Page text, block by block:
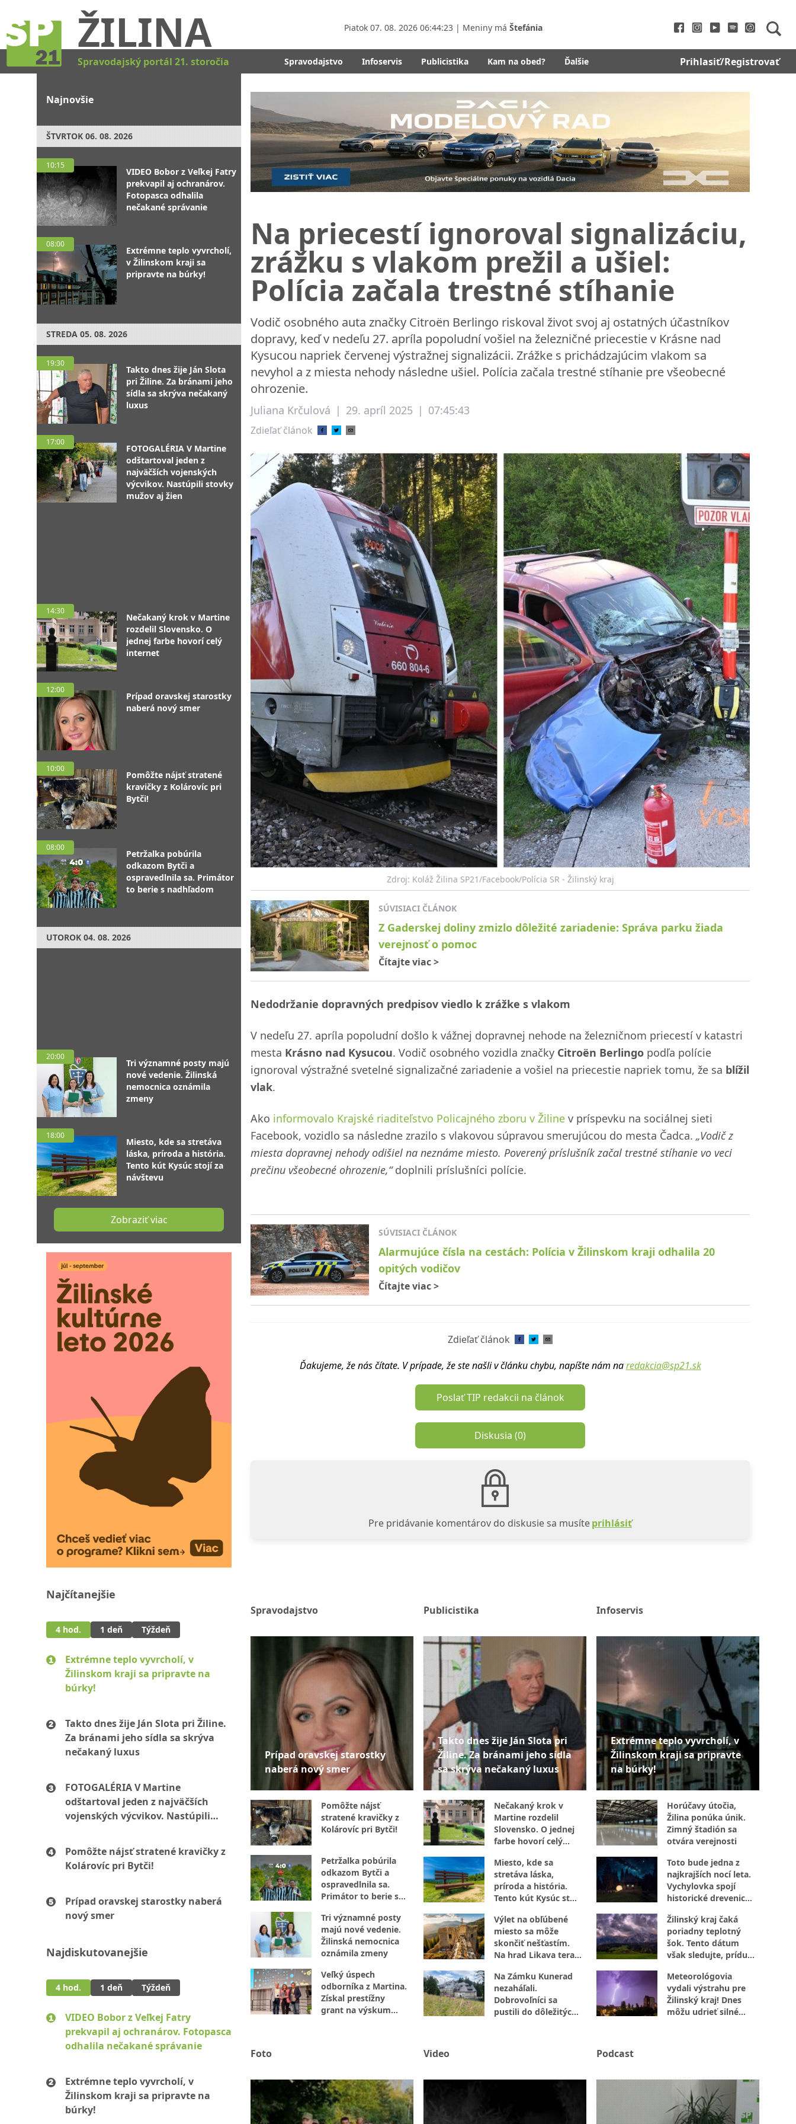
ŽILINA Piatok 07. 08. 2026 06:44:24 | Meniny má Štefánia
Spravodajský portál 21. storočia Spravodajstvo Infoservis Publicistika Kam na obed? Ďalšie Prihlasiť/Registrovať
Najnovšie
ŠTVRTOK 06. 08. 2026
10:15
VIDEO Bobor z Veľkej Fatry
prekvapil aj ochranárov.
Fotopasca odhalila
nečakané správanie
08:00
Extrémne teplo vyvrcholí,
v Žilinskom kraji sa
pripravte na búrky!
STREDA 05. 08. 2026
19:30
Takto dnes žije Ján Slota
pri Žiline. Za bránami jeho
sídla sa skrýva nečakaný
luxus
17:00
FOTOGALÉRIA V Martine
odštartoval jeden z
najväčších vojenských
výcvikov. Nastúpili stovky
mužov aj žien
14:30
Nečakaný krok v Martine
rozdelil Slovensko. O
jednej farbe hovorí celý
internet
12:00
Prípad oravskej starostky
naberá nový smer
10:00
Pomôžte nájsť stratené
kravičky z Kolárovíc pri
Bytči!
08:00
Petržalka pobúrila
odkazom Bytči a
ospravedlnila sa. Primátor
to berie s nadhľadom
UTOROK 04. 08. 2026
20:00
Tri významné posty majú
nové vedenie. Žilinská
nemocnica oznámila
zmeny
18:00
Miesto, kde sa stretáva
láska, príroda a história.
Tento kút Kysúc stojí za
návštevu
Zobraziť viac
Najčítanejšie
4 hod. 1 deň Týždeň
Extrémne teplo vyvrcholí, v
Žilinskom kraji sa pripravte na
búrky!
Takto dnes žije Ján Slota pri Žiline.
Za bránami jeho sídla sa skrýva
nečakaný luxus
FOTOGALÉRIA V Martine
odštartoval jeden z najväčších
vojenských výcvikov. Nastúpili
Pomôžte nájsť stratené kravičky z
Kolárovíc pri Bytči!
Prípad oravskej starostky naberá
nový smer
Najdiskutovanejšie
4 hod. 1 deň Týždeň
VIDEO Bobor z Veľkej Fatry
prekvapil aj ochranárov. Fotopasca
odhalila nečakané správanie
Extrémne teplo vyvrcholí, v
Žilinskom kraji sa pripravte na
búrky!
Na priecestí ignoroval signalizáciu,
zrážku s vlakom prežil a ušiel:
Polícia začala trestné stíhanie
Vodič osobného auta značky Citroën Berlingo riskoval život svoj aj ostatných účastníkov
dopravy, keď v nedeľu 27. apríla popoludní vošiel na železničné priecestie v Krásne nad
Kysucou napriek červenej výstražnej signalizácii. Zrážke s prichádzajúcim vlakom sa
nevyhol a z miesta nehody následne ušiel. Polícia začala trestné stíhanie pre všeobecné
ohrozenie.
Juliana Krčulová | 29. apríl 2025 | 07:45:43
Zdieľať článok
Zdroj: Koláž Žilina SP21/Facebook/Polícia SR - Žilinský kraj
SÚVISIACI ČLÁNOK
Z Gaderskej doliny zmizlo dôležité zariadenie: Správa parku žiada
verejnosť o pomoc
Čítajte viac>
Nedodržanie dopravných predpisov viedlo k zrážke s vlakom
V nedeľu 27. apríla popoludní došlo k vážnej dopravnej nehode na železničnom priecestí v katastri
mesta Krásno nad Kysucou. Vodič osobného vozidla značky Citroën Berlingo podľa polície
ignoroval výstražné svetelné signalizačné zariadenie a vošiel na priecestie napriek tomu, že sa blížil
vlak.
Ako informovalo Krajské riaditeľstvo Policajného zboru v Žiline v príspevku na sociálnej sieti
Facebook, vozidlo sa následne zrazilo s vlakovou súpravou smerujúcou do mesta Čadca. „Vodič z
miesta dopravnej nehody odišiel na neznáme miesto. Poverený príslušník začal trestné stíhanie vo veci
prečinu všeobecné ohrozenie,“doplnili príslušníci polície.
SÚVISIACI ČLÁNOK
Alarmujúce čísla na cestách: Polícia v Žilinskom kraji odhalila 20
opitých vodičov
Čítajte viac>
Zdieľať článok
Ďakujeme, že nás čítate. V prípade, že ste našli v článku chybu, napíšte nám na redakcia@sp21.sk
Poslať TIP redakcii na článok
Diskusia (0)
Pre pridávanie komentárov do diskusie sa musíteprihlásiť
Spravodajstvo
Prípad oravskej starostky
naberá nový smer
Pomôžte nájsť
stratené kravičky z
Kolárovíc pri Bytči!
Petržalka pobúrila
odkazom Bytči a
ospravedlnila sa.
Primátor to berie s
Tri významné posty
majú nové vedenie.
Žilinská nemocnica
oznámila zmeny
Veľký úspech
odborníka z Martina.
Získal prestížny
grant na výskum
Publicistika
Takto dnes žije Ján Slota pri
Žiline. Za bránami jeho sídla
sa skrýva nečakaný luxus
Nečakaný krok v
Martine rozdelil
Slovensko. O jednej
farbe hovorí celý
Miesto, kde sa
stretáva láska,
príroda a história.
Tento kút Kysúc stojí
Výlet na obľúbené
miesto sa môže
skončiť nešťastím.
Na hrad Likava teraz
Na Zámku Kunerad
nezaháľali.
Dobrovoľníci sa
pustili do dôležitých
Infoservis
Extrémne teplo vyvrcholí, v
Žilinskom kraji sa pripravte
na búrky!
Horúčavy útočia,
Žilina ponúka únik.
Zimný štadión sa
otvára verejnosti
Toto bude jedna z
najkrajších nocí leta.
Vychylovka spojí
historické drevenice
Žilinský kraj čaká
poriadny teplotný
šok. Tento dátum
však sledujte, prídu
Meteorológovia
vydali výstrahu pre
Žilinský kraj! Dnes
môžu udrieť silné
Foto Video Podcast